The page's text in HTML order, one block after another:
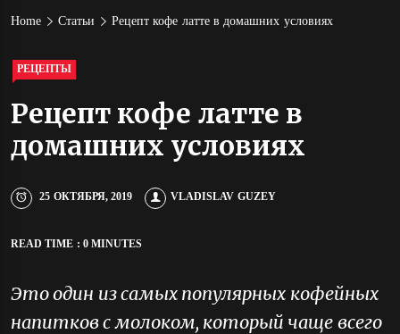
Coffee
Home Статьи Рецепт кофе латте в домашних условиях
РЕЦЕПТЫ
Рецепт кофе латте в
домашних условиях
25 ОКТЯБРЯ, 2019 VLADISLAV GUZEY
READ TIME : 0 MINUTES
Это один из самых популярных кофейных
напитков с молоком, который чаще всего